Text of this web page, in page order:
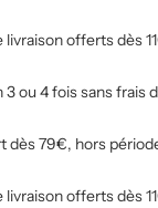
livraison offerts dès
3 ou 4 fois sans frais
dès 79€, hors
livraison offerts dès